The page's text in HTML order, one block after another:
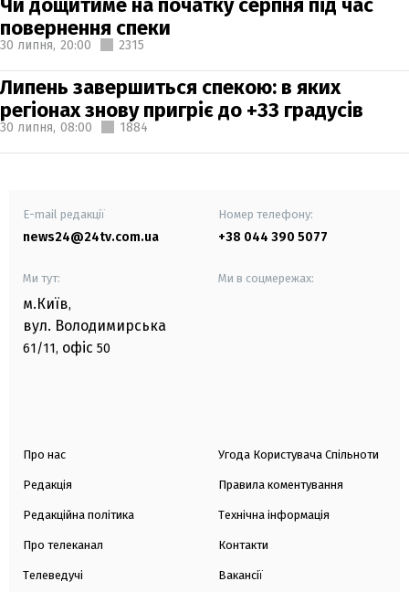
повернення спеки
30 липня, 20:00 2315
Липень завершиться спекою: в яких
регіонах знову пригріє до +33 градусів
30 липня, 08:00 1884
E-mail редакції
news24@24tv.com.ua
Номер телефону:
+38 044 390 5077
Ми тут:
м.Київ,
вул. Володимирська
61/11, офіс 50
Ми в соцмережах:
Про нас
Редакція
Редакційна політика
Про телеканал
Телеведучі
Угода Користувача Спільноти
Правила коментування
Технічна інформація
Контакти
Вакансії